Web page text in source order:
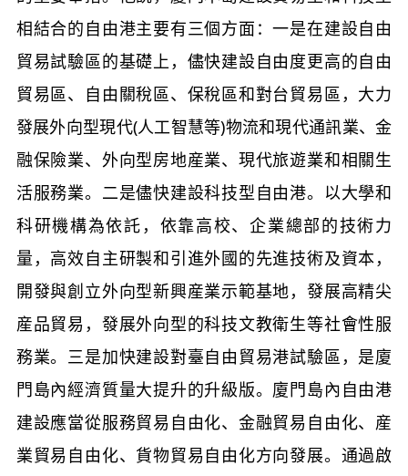
相結合的自由港主要有三個方面：一是在建設自由
貿易試驗區的基礎上，儘快建設自由度更高的自由
貿易區、自由關稅區、保稅區和對台貿易區，大力
發展外向型現代(人工智慧等)物流和現代通訊業、金
融保險業、外向型房地産業、現代旅遊業和相關生
活服務業。二是儘快建設科技型自由港。以大學和
科研機構為依託，依靠高校、企業總部的技術力
量，高效自主研製和引進外國的先進技術及資本，
開發與創立外向型新興産業示範基地，發展高精尖
産品貿易，發展外向型的科技文教衛生等社會性服
務業。三是加快建設對臺自由貿易港試驗區，是廈
門島內經濟質量大提升的升級版。廈門島內自由港
建設應當從服務貿易自由化、金融貿易自由化、産
業貿易自由化、貨物貿易自由化方向發展。通過啟